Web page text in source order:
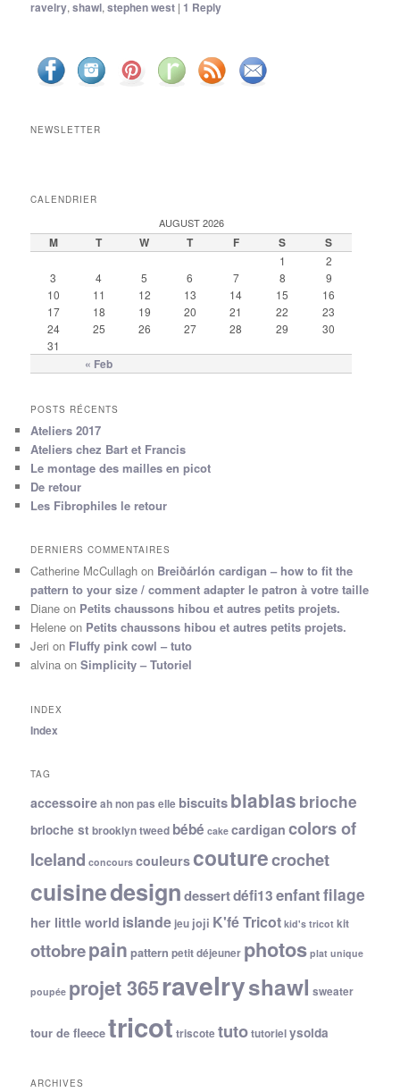
ravelry,shawl,stephen west | 1 Reply
NEWSLETTER
CALENDRIER
AUGUST 2026
M T W T F S S
« Feb
1
2
3
4 5 6 7 8
9
10
11 12 13 14 15
16
17
18 19 20 21 22
23
24
25 26 27 28 29
30
31
POSTS RÉCENTS
Ateliers 2017
Ateliers chez Bart et Francis
Le montage des mailles en picot
De retour
Les Fibrophiles le retour
DERNIERS COMMENTAIRES
Catherine McCullagh on Breiðárlón cardigan – how to fit the
pattern to your size / comment adapter le patron à votre taille
Diane on Petits chaussons hibou et autres petits projets.
Helene on Petits chaussons hibou et autres petits projets.
Jeri on Fluffy pink cowl – tuto
alvina onSimplicity – Tutoriel
INDEX
Index
TAG
accessoireah non pas elle biscuitsblablas brioche
brioche st brooklyn tweed bébé cake cardigan colors of
Iceland concours couleurscouturecrochet
cuisinedesigndessertdéfi13enfantfilage
her little world islande jeu joji K'fé Tricot kid's tricot kit
ottobrepain pattern petit déjeuner photos plat unique
poupée projet 365ravelryshawl sweater
tour de fleecetricot triscote tutotutorielysolda
ARCHIVES